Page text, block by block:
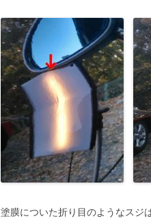
塗膜についた折り目のようなスジ